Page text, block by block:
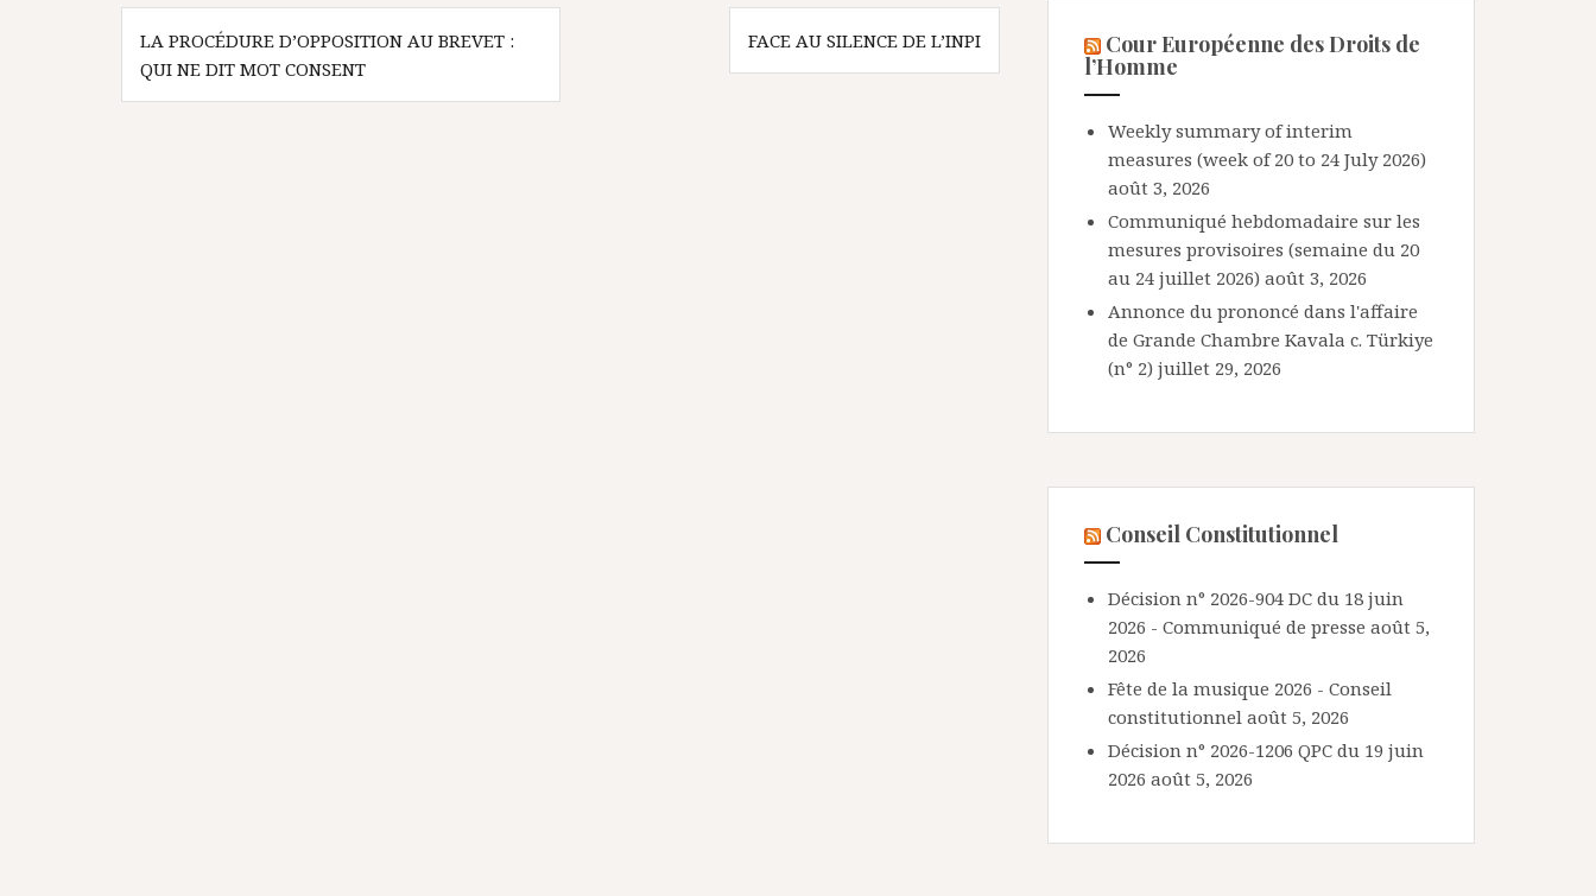
Navigation
de
l’article
LA PROCÉDURE D’OPPOSITION AU BREVET :
QUI NE DIT MOT CONSENT
FACE AU SILENCE DE L’INPI Cour Européenne des Droits de
l’Homme
Weekly summary of interim
measures (week of 20 to 24 July 2026)
août 3, 2026
Communiqué hebdomadaire sur les
mesures provisoires (semaine du 20
au 24 juillet 2026) août 3, 2026
Annonce du prononcé dans l'affaire
de Grande Chambre Kavala c. Türkiye
(n° 2) juillet 29, 2026
Conseil Constitutionnel
Décision n° 2026-904 DC du 18 juin
2026 - Communiqué de presse août 5,
2026
Fête de la musique 2026 - Conseil
constitutionnel août 5, 2026
Décision n° 2026-1206 QPC du 19 juin
2026 août 5, 2026